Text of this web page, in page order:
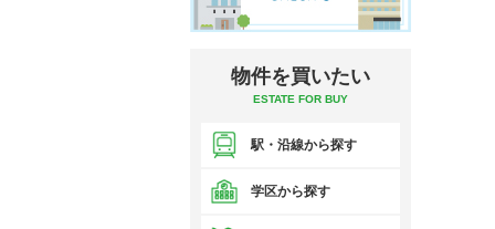
物件を買いたい
ESTATE FOR BUY
駅・沿線から探す
学区から探す